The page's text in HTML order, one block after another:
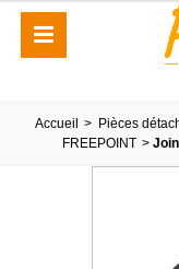
Accueil > Pièces
FREEPOINT >